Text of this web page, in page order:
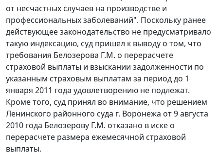
от несчастных случаев на производстве и
профессиональных заболеваний". Поскольку ранее
действующее законодательство не предусматривало
такую индексацию, суд пришел к выводу о том, что
требования Белозерова Г.М. о перерасчете
страховой выплаты и взыскании задолженности по
указанным страховым выплатам за период до 1
января 2011 года удовлетворению не подлежат.
Кроме того, суд принял во внимание, что решением
Ленинского районного суда г. Воронежа от 9 августа
2010 года Белозерову Г.М. отказано в иске о
перерасчете размера ежемесячной страховой
выплаты.